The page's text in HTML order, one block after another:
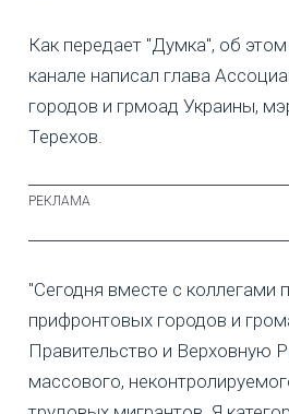
Как передает "Думка", об
канале написал глава
городов и грмоад Украины,
Терехов.
"Сегодня вместе с коллегами
прифронтовых городов и
Правительство и Верховную
массового,